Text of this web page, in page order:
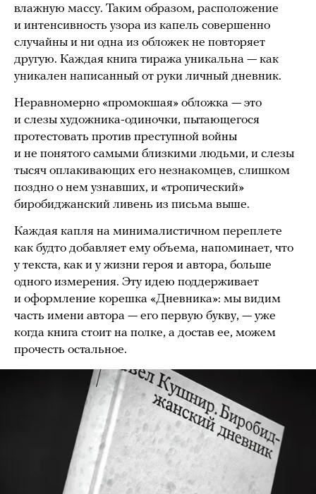
влажную массу. Таким образом, расположение
и интенсивность узора из капель совершенно
случайны и ни одна из обложек не повторяет
другую. Каждая книга тиража уникальна — как
уникален написанный от руки личный дневник.
Неравномерно «промокшая» обложка — это
и слезы художника-одиночки, пытающегося
протестовать против преступной войны
и не понятого самыми близкими людьми, и слезы
тысяч оплакивающих его незнакомцев, слишком
поздно о нем узнавших, и «тропический»
биробиджанский ливень из письма выше.
Каждая капля на минималистичном переплете
как будто добавляет ему объема, напоминает, что
у текста, как и у жизни героя и автора, больше
одного измерения. Эту идею поддерживает
и оформление корешка «Дневника»: мы видим
часть имени автора — его первую букву, — уже
когда книга стоит на полке, а достав ее, можем
прочесть остальное.